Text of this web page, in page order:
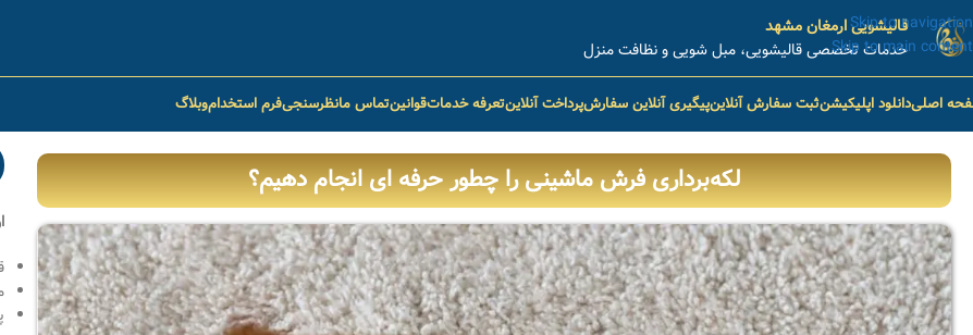
Skip to navigation
Skip to main content
قالیشویی ارمغان مشهد
خدمات تخصصی قالیشویی، مبل شویی و نظافت منزل
اصلیدانلود اپلیکیشنثبت سفارش آنلاینپیگیری آنلاین سفارشپرداخت آنلاینتعرفه خدماتقوانینتماس مانظرسنجیفرم استخداموبلاگ
لکه‌برداری فرش ماشینی را چطور حرفه ای انجام دهیم؟